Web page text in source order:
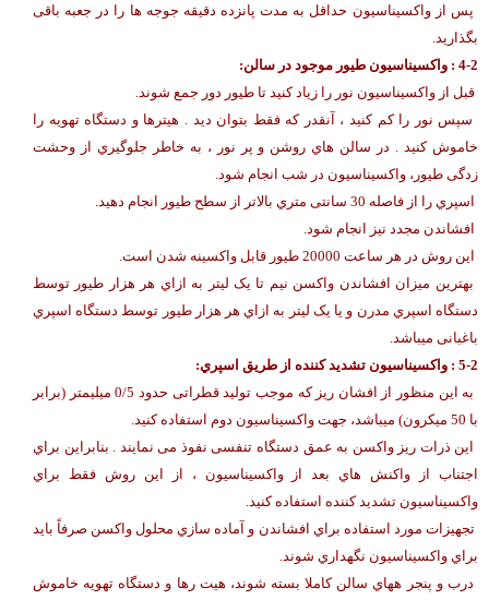
پس از واکسیناسیون حداقل به مدت پانزده دقیقه جوجه ها را در جعبه باقی
بگذارید.
4-2 : واکسیناسیون طیور موجود در سالن:
قبل از واکسیناسیون نور را زیاد کنید تا طیور دور جمع شوند.
سپس نور را کم کنید ، آنقدر که فقط بتوان دید . هیترها و دستگاه تهویه را
خاموش کنید . در سالن هاي روشن و پر نور ، به خاطر جلوگیري از وحشت
زدگی طیور، واکسیناسیون در شب انجام شود.
اسپري را از فاصله 30 سانتی متري بالاتر از سطح طیور انجام دهید.
افشاندن مجدد نیز انجام شود.
این روش در هر ساعت 20000 طیور قابل واکسینه شدن است.
بهترین میزان افشاندن واکسن نیم تا یک لیتر به ازاي هر هزار طیور توسط
دستگاه اسپري مدرن و یا یک لیتر به ازاي هر هزار طیور توسط دستگاه اسپري
باغبانی میباشد.
5-2 : واکسیناسیون تشدید کننده از طریق اسپري:
به این منظور از افشان ریز که موجب تولید قطراتی حدود 0/5 میلیمتر (برابر
با 50 میکرون) میباشد، جهت واکسیناسیون دوم استفاده کنید.
این ذرات ریز واکسن به عمق دستگاه تنفسی نفوذ می نمایند . بنابراین براي
اجتناب از واکنش هاي بعد از واکسیناسیون ، از این روش فقط براي
واکسیناسیون تشدید کننده استفاده کنید.
تجهیزات مورد استفاده براي افشاندن و آماده سازي محلول واکسن صرفاً باید
براي واکسیناسیون نگهداري شوند.
درب و پنجر ههاي سالن کاملا بسته شوند، هیت رها و دستگاه تهویه خاموش